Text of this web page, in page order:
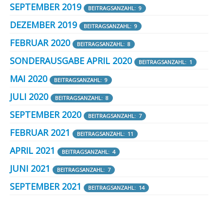
SEPTEMBER 2019 BEITRAGSANZAHL: 9
DEZEMBER 2019 BEITRAGSANZAHL: 9
FEBRUAR 2020 BEITRAGSANZAHL: 8
SONDERAUSGABE APRIL 2020 BEITRAGSANZAHL: 1
MAI 2020 BEITRAGSANZAHL: 9
JULI 2020 BEITRAGSANZAHL: 8
SEPTEMBER 2020 BEITRAGSANZAHL: 7
FEBRUAR 2021 BEITRAGSANZAHL: 11
APRIL 2021 BEITRAGSANZAHL: 4
JUNI 2021 BEITRAGSANZAHL: 7
SEPTEMBER 2021 BEITRAGSANZAHL: 14